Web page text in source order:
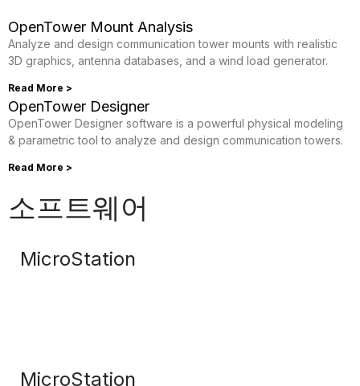
OpenTower Mount Analysis
Analyze and design communication tower mounts with realistic
3D graphics, antenna databases, and a wind load generator.
Read More >
OpenTower Designer
OpenTower Designer software is a powerful physical modeling
& parametric tool to analyze and design communication towers.
Read More >
소프트웨어
MicroStation
MicroStation